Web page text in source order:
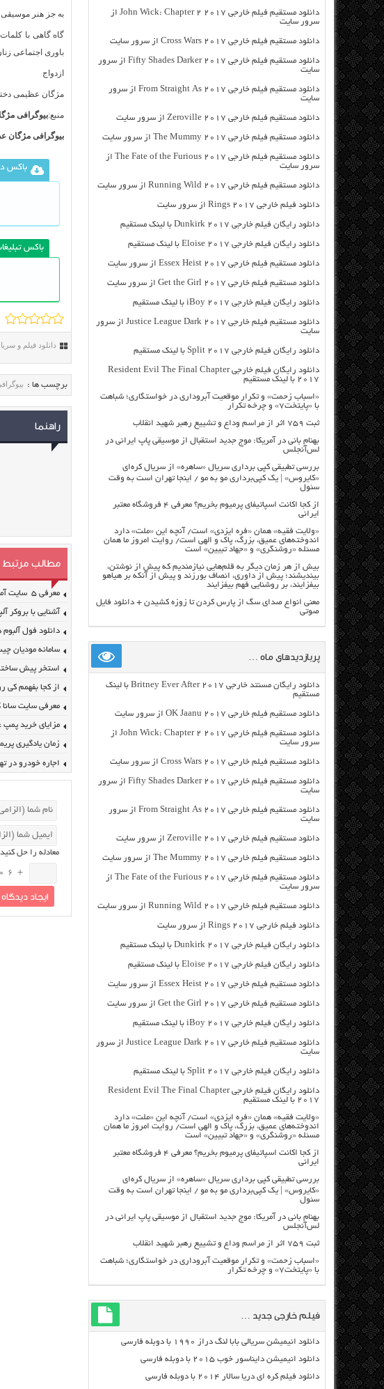
به جز هنر
گاه گاهی با
باوری اجتماعی
ازدواج
مژگان عظیمی دختر ۲۵ ساله که حالا به شهرت زیادی دست پیدا کرده است هنوز ازدواج نکرده و مجرد
منبع:بیوگرافی
بیوگرافی مژگان
باکس
باکس
دانلود فیلم و
برچسب ها :
راهنما
مطالب مرتبط
معرفی ۵ سایت آموزش تخصصی شبکه ، لینوکس و امنیت
آشنایی با بروکر
دانلود فول آلبوم
سامانه مودیان
استخر پیش
از کجا بفهمم
معرفی سایت
مزایای خرید پمپ
زمان یادگیری
اجاره خودرو در
معادله را حل کنید
+
6
دانلود مستقیم فیلم خارجی John Wick: Chapter 2 2017 از
سرور سایت
دانلود مستقیم فیلم خارجی Cross Wars 2017 از سرور سایت
دانلود مستقیم فیلم خارجی Fifty Shades Darker 2017 از سرور
سایت
دانلود مستقیم فیلم خارجی From Straight As 2017 از سرور
سایت
دانلود مستقیم فیلم خارجی Zeroville 2017 از سرور سایت
دانلود مستقیم فیلم خارجی The Mummy 2017 از سرور سایت
دانلود مستقیم فیلم خارجی The Fate of the Furious 2017 از
سرور سایت
دانلود مستقیم فیلم خارجی Running Wild 2017 از سرور سایت
دانلود فیلم خارجی Rings 2017 از سرور سایت
دانلود رایگان فیلم خارجی Dunkirk 2017 با لینک مستقیم
دانلود رایگان فیلم خارجی Eloise 2017 با لینک مستقیم
دانلود مستقیم فیلم خارجی Essex Heist 2017 از سرور سایت
دانلود مستقیم فیلم خارجی Get the Girl 2017 از سرور سایت
دانلود رایگان فیلم خارجی iBoy 2017 با لینک مستقیم
دانلود مستقیم فیلم خارجی Justice League Dark 2017 از سرور
سایت
دانلود رایگان فیلم خارجی Split 2017 با لینک مستقیم
دانلود رایگان فیلم خارجی Resident Evil The Final Chapter
2017 با لینک مستقیم
«اسباب زحمت» و تکرار موقعیت آبروداری در خواستگاری؛ شباهت
با «پایتخت۷» و چرخه تکرار
ثبت ۷۵۹ اثر از مراسم وداع و تشییع رهبر شهید انقلاب
بهنام بانی در آمریکا: موج جدید استقبال از موسیقی پاپ ایرانی در
لس‌آنجلس
بررسی تطبیقی کپی برداری سریال «ساهره» از سریال کره‌ای
«کایروس» | یک کپی‌برداری مو به مو / اینجا تهران است به وقت
سئول
از کجا اکانت اسپاتیفای پرمیوم بخریم؟ معرفی ۴ فروشگاه معتبر
ایرانی
«ولایت فقیه» همان «فره ایزدی» است/ آنچه این «ملت» دارد
اندوخته‌های عمیق، بزرگ، پاک و الهی است/ روایت امروز ما همان
مسئله «روشنگری» و «جهاد تبیین» است
بیش از هر زمان دیگر به قلم‌هایی نیازمندیم که پیش از نوشتن،
بیندیشند؛ پیش از داوری، انصاف بورزند و پیش از آنکه بر هیاهو
بیفزایند، بر روشنایی فهم بیفزایند
معنی انواع صدای سگ از پارس کردن تا زوزه کشیدن + دانلود فایل
صوتی
پربازدیدهای ماه …
دانلود رایگان مسنتد خارجی Britney Ever After 2017 با لینک
مستقیم
دانلود مستقیم فیلم خارجی OK Jaanu 2017 از سرور سایت
دانلود مستقیم فیلم خارجی John Wick: Chapter 2 2017 از
سرور سایت
دانلود مستقیم فیلم خارجی Cross Wars 2017 از سرور سایت
دانلود مستقیم فیلم خارجی Fifty Shades Darker 2017 از سرور
سایت
دانلود مستقیم فیلم خارجی From Straight As 2017 از سرور
سایت
دانلود مستقیم فیلم خارجی Zeroville 2017 از سرور سایت
دانلود مستقیم فیلم خارجی The Mummy 2017 از سرور سایت
دانلود مستقیم فیلم خارجی The Fate of the Furious 2017 از
سرور سایت
دانلود مستقیم فیلم خارجی Running Wild 2017 از سرور سایت
دانلود فیلم خارجی Rings 2017 از سرور سایت
دانلود رایگان فیلم خارجی Dunkirk 2017 با لینک مستقیم
دانلود رایگان فیلم خارجی Eloise 2017 با لینک مستقیم
دانلود مستقیم فیلم خارجی Essex Heist 2017 از سرور سایت
دانلود مستقیم فیلم خارجی Get the Girl 2017 از سرور سایت
دانلود رایگان فیلم خارجی iBoy 2017 با لینک مستقیم
دانلود مستقیم فیلم خارجی Justice League Dark 2017 از سرور
سایت
دانلود رایگان فیلم خارجی Split 2017 با لینک مستقیم
دانلود رایگان فیلم خارجی Resident Evil The Final Chapter
2017 با لینک مستقیم
«ولایت فقیه» همان «فره ایزدی» است/ آنچه این «ملت» دارد
اندوخته‌های عمیق، بزرگ، پاک و الهی است/ روایت امروز ما همان
مسئله «روشنگری» و «جهاد تبیین» است
از کجا اکانت اسپاتیفای پرمیوم بخریم؟ معرفی ۴ فروشگاه معتبر
ایرانی
بررسی تطبیقی کپی برداری سریال «ساهره» از سریال کره‌ای
«کایروس» | یک کپی‌برداری مو به مو / اینجا تهران است به وقت
سئول
بهنام بانی در آمریکا: موج جدید استقبال از موسیقی پاپ ایرانی در
لس‌آنجلس
ثبت ۷۵۹ اثر از مراسم وداع و تشییع رهبر شهید انقلاب
«اسباب زحمت» و تکرار موقعیت آبروداری در خواستگاری؛ شباهت
با «پایتخت۷» و چرخه تکرار
فیلم خارجی جدید …
دانلود انیمیشن سریالی بابا لنگ دراز ۱۹۹۰ با دوبله فارسی
دانلود انیمیشن دایناسور خوب ۲۰۱۵ با دوبله فارسی
دانلود فیلم کره ای دریا سالار ۲۰۱۴ با دوبله فارسی